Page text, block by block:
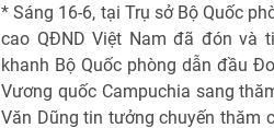
* Sáng 16-6, tại Trụ sở Bộ Quốc
cao QĐND Việt Nam đã đón và
khanh Bộ Quốc phòng dẫn đầu
Vương quốc Campuchia sang
Văn Dũng tin tưởng chuyến thăm